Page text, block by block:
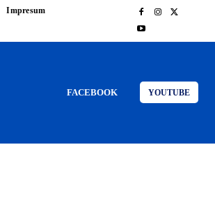
Impresum
FACEBOOK YOUTUBE